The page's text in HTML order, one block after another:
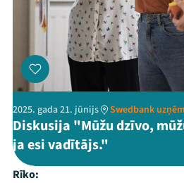
2025. gada 21. jūnijs Swedbank
Diskusija "Mūžu dzīvo,
ja esi vadītājs."
Rīko: